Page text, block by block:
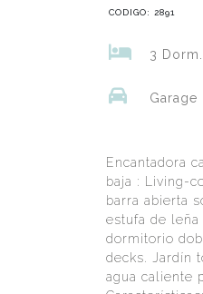
CODIGO: 2891
3 Dorm.
Garage
Encantadora
baja : Living-
barra abierta
estufa de
dormitorio
decks. Jardín
agua caliente